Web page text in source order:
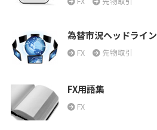
為替市況ヘッドライン
FX 先物取引
FX用語集
FX